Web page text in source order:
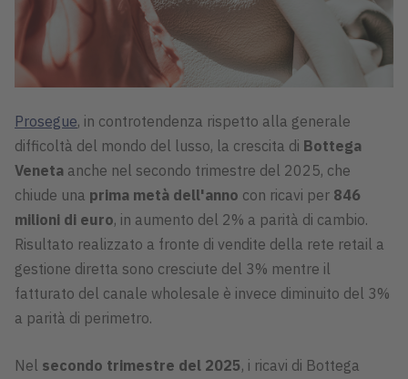
Prosegue, in controtendenza rispetto alla generale
difficoltà del mondo del lusso, la crescita di Bottega
Veneta anche nel secondo trimestre del 2025, che
chiude una prima metà dell'anno con ricavi per 846
milioni di euro, in aumento del 2% a parità di cambio.
Risultato realizzato a fronte di vendite della rete retail a
gestione diretta sono cresciute del 3% mentre il
fatturato del canale wholesale è invece diminuito del 3%
a parità di perimetro.
Nel secondo trimestre del 2025, i ricavi di Bottega